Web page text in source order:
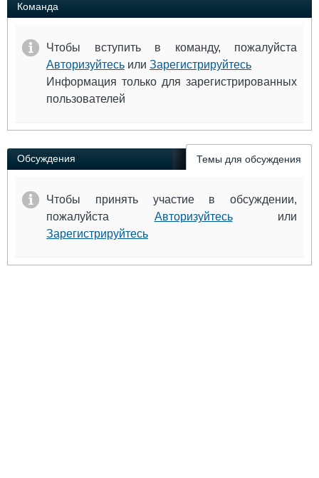
Команда
Чтобы вступить в команду, пожалуйста
Авторизуйтесь или Зарегистрируйтесь
Информация только для зарегистрированных
пользователей
Обсуждения Темы для обсуждения
Чтобы принять участие в обсуждении,
пожалуйста Авторизуйтесьили
Зарегистрируйтесь